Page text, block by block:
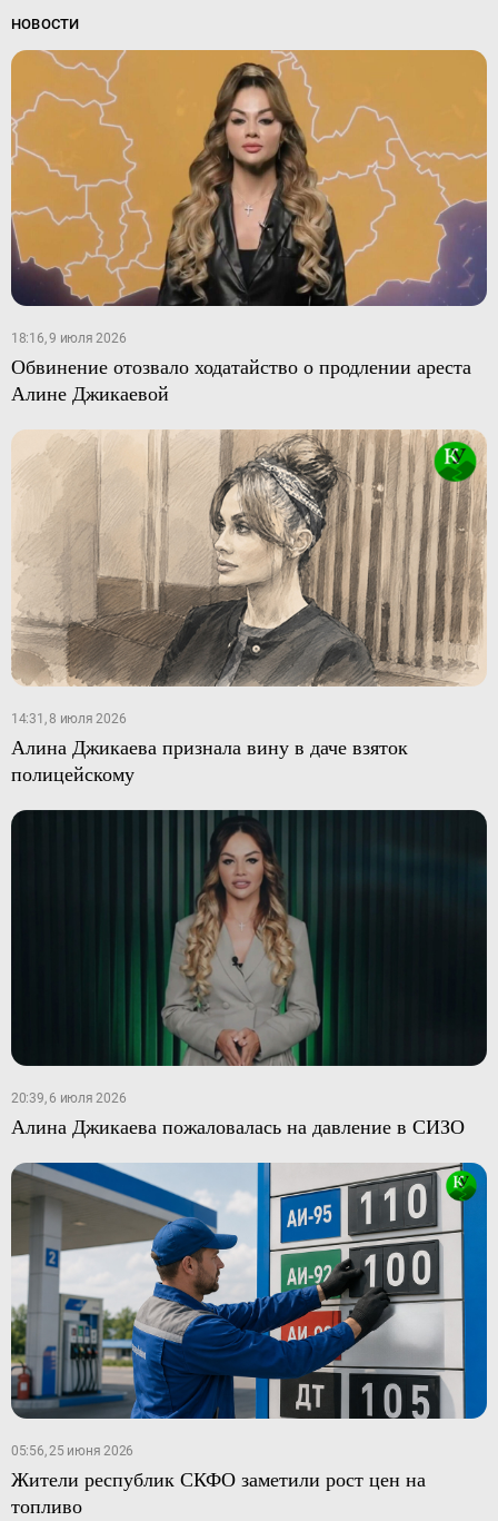
НОВОСТИ
18:16, 9 июля 2026
Обвинение отозвало ходатайство о продлении ареста
Алине Джикаевой
14:31, 8 июля 2026
Алина Джикаева признала вину в даче взяток
полицейскому
20:39, 6 июля 2026
Алина Джикаева пожаловалась на давление в СИЗО
05:56, 25 июня 2026
Жители республик СКФО заметили рост цен на
топливо